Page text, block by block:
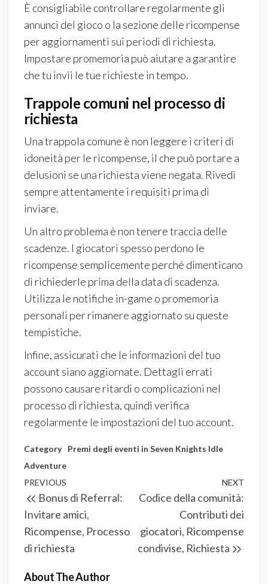
È consigliabile controllare regolarmente gli
annunci del gioco o la sezione delle ricompense
per aggiornamenti sui periodi di richiesta.
Impostare promemoria può aiutare a garantire
che tu invii le tue richieste in tempo.
Trappole comuni nel processo di
richiesta
Una trappola comune è non leggere i criteri di
idoneità per le ricompense, il che può portare a
delusioni se una richiesta viene negata. Rivedi
sempre attentamente i requisiti prima di
inviare.
Un altro problema è non tenere traccia delle
scadenze. I giocatori spesso perdono le
ricompense semplicemente perché dimenticano
di richiederle prima della data di scadenza.
Utilizza le notifiche in-game o promemoria
personali per rimanere aggiornato su queste
tempistiche.
Infine, assicurati che le informazioni del tuo
account siano aggiornate. Dettagli errati
possono causare ritardi o complicazioni nel
processo di richiesta, quindi verifica
regolarmente le impostazioni del tuo account.
Category
Premi degli eventi in Seven Knights Idle
Adventure
Post
navigation
Previous
Post
PREVIOUS
Bonus di Referral:
Invitare amici,
Ricompense, Processo
di richiesta
NEXT
Codice della comunità:
Contributi dei
giocatori, Ricompense
condivise, Richiesta
About The Author